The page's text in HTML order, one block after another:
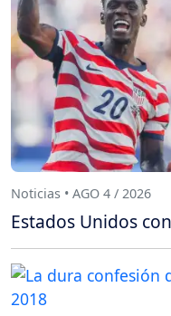
Noticias • AGO 4 / 2026
Estados Unidos